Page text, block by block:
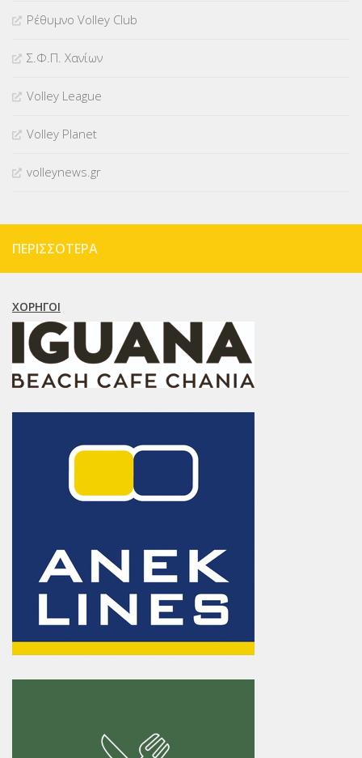
Ρέθυμνο Volley Club
Σ.Φ.Π. Χανίων
Volley League
Volley Planet
volleynews.gr
ΠΕΡΙΣΣΌΤΕΡΑ
ΧΟΡΗΓΟΊ